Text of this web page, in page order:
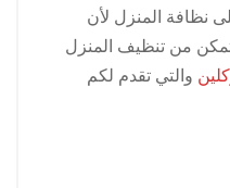
نظافة المنزل لأن
من تنظيف المنزل
والتي تقدم لكم